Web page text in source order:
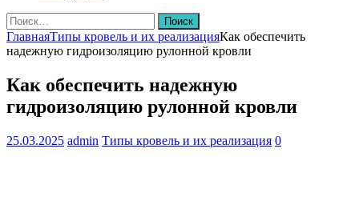
Найти:
ГлавнаяТипы кровель и их реализацияКак обеспечить
надежную гидроизоляцию рулонной кровли
Как обеспечить надежную
гидроизоляцию рулонной кровли
25.03.2025 admin Типы кровель и их реализация 0